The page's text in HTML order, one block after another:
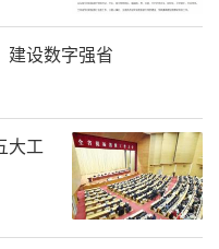
建设数字强省
大工